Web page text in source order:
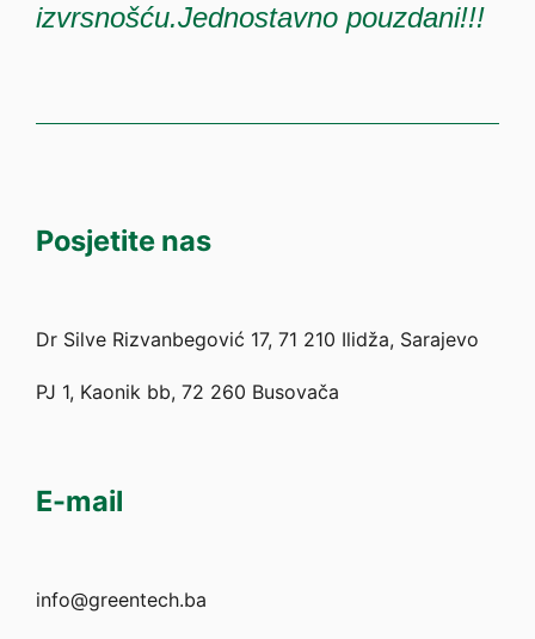
izvrsnošću.Jednostavno pouzdani!!!
Posjetite nas
Dr Silve Rizvanbegović 17, 71 210 Ilidža, Sarajevo
PJ 1, Kaonik bb, 72 260 Busovača
E-mail
info@greentech.ba